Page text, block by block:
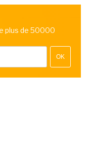
plus de 50000
OK